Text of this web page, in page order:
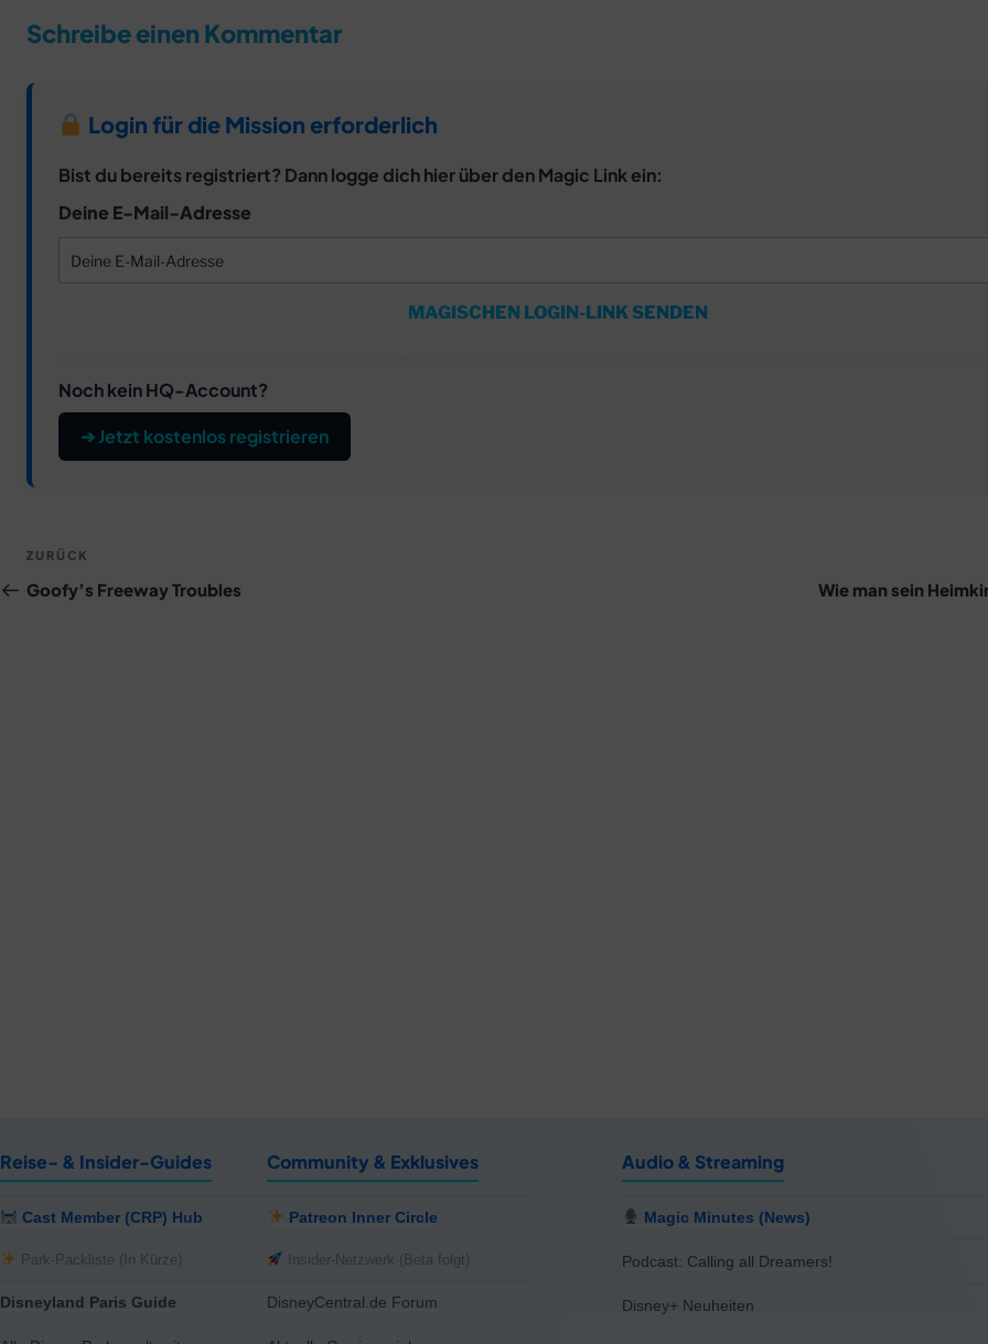
Schreibe einen Kommentar
Login für die Mission erforderlich
Bist du bereits registriert? Dann logge dich hier über den Magic Link ein:
Deine E-Mail-Adresse
MAGISCHEN LOGIN-LINK SENDEN
Noch kein HQ-Account?
➔ Jetzt kostenlos registrieren
Beitragsnavigation
Vorheriger
Beitrag
ZURÜCK
Goofy’s Freeway Troubles Wie man sein
Reise- & Insider-Guides
Cast Member (CRP) Hub
Park-Packliste (In Kürze)
Disneyland Paris Guide
Community & Exklusives
Patreon Inner Circle
Insider-Netzwerk (Beta folgt)
DisneyCentral.de Forum
Audio & Streaming
Magic Minutes (News)
Podcast: Calling all Dreamers!
Disney+ Neuheiten